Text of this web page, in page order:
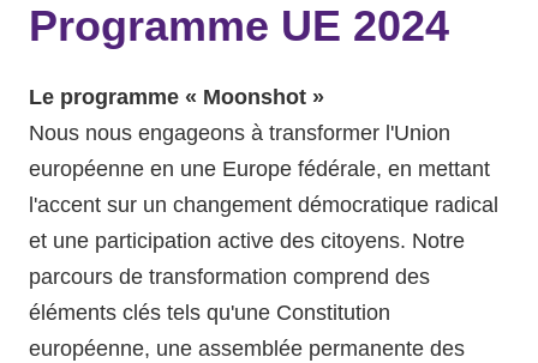
Volt dans d'autres pays
🇩🇪 Volt Deutschland
🇫🇷 Volt France
🇧🇪 Volt Belgium
🇵🇹 Volt Portugal
Politiques
À propos de Volt
Personnes
Actualités
Agenda
Programme UE 2024
Le programme « Moonshot »
Nous nous engageons à transformer l'Union
européenne en une Europe fédérale, en mettant
l'accent sur un changement démocratique radical
et une participation active des citoyens. Notre
parcours de transformation comprend des
éléments clés tels qu'une Constitution
européenne, une assemblée permanente des